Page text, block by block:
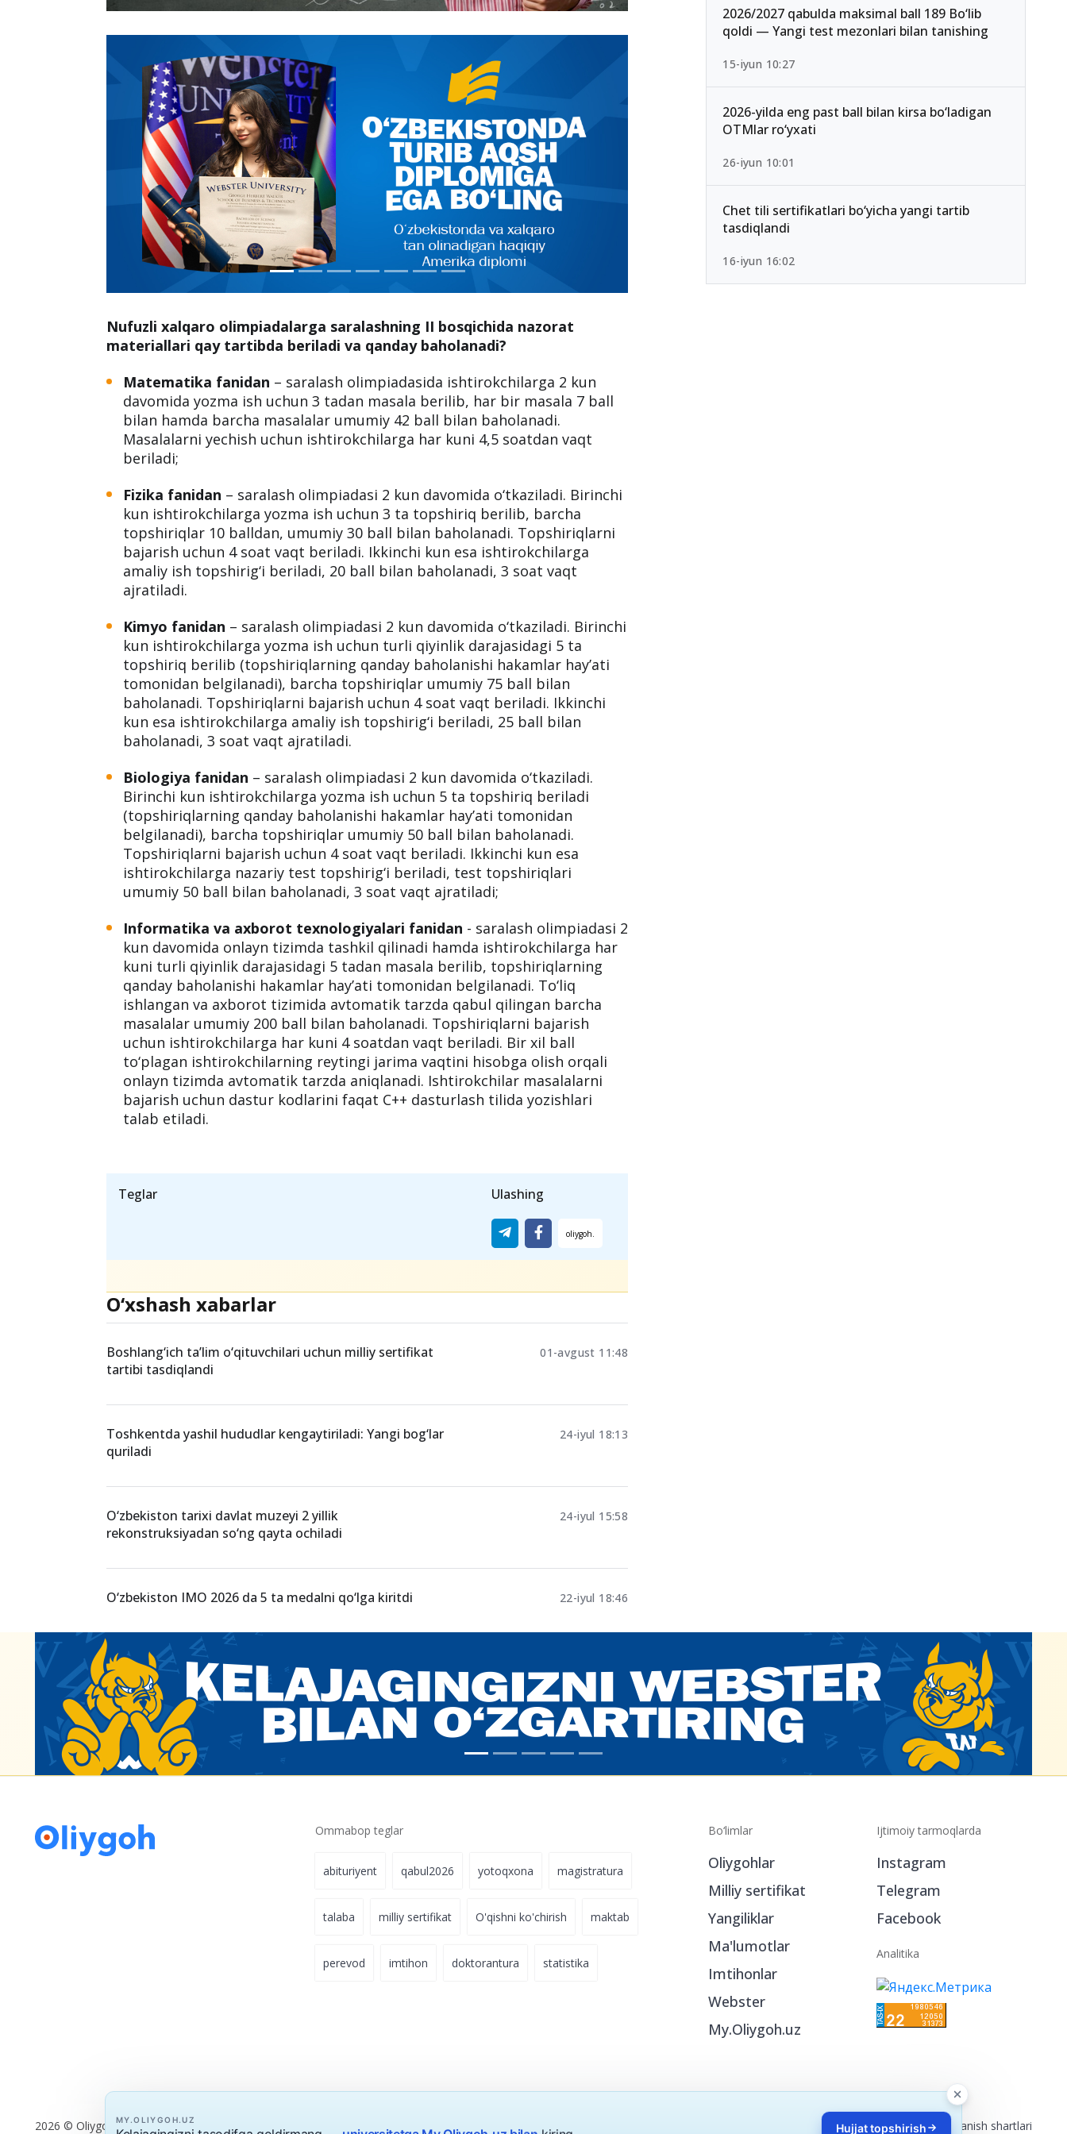
Nufuzli xalqaro olimpiadalarga saralashning II bosqichida nazorat
materiallari qay tartibda beriladi va qanday baholanadi?
Matematika fanidan – saralash olimpiadasida ishtirokchilarga 2 kun
davomida yozma ish uchun 3 tadan masala berilib, har bir masala 7 ball
bilan hamda barcha masalalar umumiy 42 ball bilan baholanadi.
Masalalarni yechish uchun ishtirokchilarga har kuni 4,5 soatdan vaqt
beriladi;
Fizika fanidan – saralash olimpiadasi 2 kun davomida o‘tkaziladi. Birinchi
kun ishtirokchilarga yozma ish uchun 3 ta topshiriq berilib, barcha
topshiriqlar 10 balldan, umumiy 30 ball bilan baholanadi. Topshiriqlarni
bajarish uchun 4 soat vaqt beriladi. Ikkinchi kun esa ishtirokchilarga
amaliy ish topshirig‘i beriladi, 20 ball bilan baholanadi, 3 soat vaqt
ajratiladi.
Kimyo fanidan – saralash olimpiadasi 2 kun davomida o‘tkaziladi. Birinchi
kun ishtirokchilarga yozma ish uchun turli qiyinlik darajasidagi 5 ta
topshiriq berilib (topshiriqlarning qanday baholanishi hakamlar hay’ati
tomonidan belgilanadi), barcha topshiriqlar umumiy 75 ball bilan
baholanadi. Topshiriqlarni bajarish uchun 4 soat vaqt beriladi. Ikkinchi
kun esa ishtirokchilarga amaliy ish topshirig‘i beriladi, 25 ball bilan
baholanadi, 3 soat vaqt ajratiladi.
Biologiya fanidan – saralash olimpiadasi 2 kun davomida o‘tkaziladi.
Birinchi kun ishtirokchilarga yozma ish uchun 5 ta topshiriq beriladi
(topshiriqlarning qanday baholanishi hakamlar hay’ati tomonidan
belgilanadi), barcha topshiriqlar umumiy 50 ball bilan baholanadi.
Topshiriqlarni bajarish uchun 4 soat vaqt beriladi. Ikkinchi kun esa
ishtirokchilarga nazariy test topshirig‘i beriladi, test topshiriqlari
umumiy 50 ball bilan baholanadi, 3 soat vaqt ajratiladi;
Informatika va axborot texnologiyalari fanidan - saralash olimpiadasi 2
kun davomida onlayn tizimda tashkil qilinadi hamda ishtirokchilarga har
kuni turli qiyinlik darajasidagi 5 tadan masala berilib, topshiriqlarning
qanday baholanishi hakamlar hay’ati tomonidan belgilanadi. To‘liq
ishlangan va axborot tizimida avtomatik tarzda qabul qilingan barcha
masalalar umumiy 200 ball bilan baholanadi. Topshiriqlarni bajarish
uchun ishtirokchilarga har kuni 4 soatdan vaqt beriladi. Bir xil ball
to‘plagan ishtirokchilarning reytingi jarima vaqtini hisobga olish orqali
onlayn tizimda avtomatik tarzda aniqlanadi. Ishtirokchilar masalalarni
bajarish uchun dastur kodlarini faqat C++ dasturlash tilida yozishlari
talab etiladi.
Teglar Ulashing
O‘xshash xabarlar
Boshlang‘ich ta’lim o‘qituvchilari uchun milliy sertifikat
tartibi tasdiqlandi
01-avgust 11:48
Toshkentda yashil hududlar kengaytiriladi: Yangi bog‘lar
quriladi
24-iyul 18:13
O‘zbekiston tarixi davlat muzeyi 2 yillik
rekonstruksiyadan so‘ng qayta ochiladi
24-iyul 15:58
O‘zbekiston IMO 2026 da 5 ta medalni qo‘lga kiritdi 22-iyul 18:46
2026/2027 qabulda maksimal ball 189 Bo‘lib
qoldi — Yangi test mezonlari bilan tanishing
15-iyun 10:27
2026-yilda eng past ball bilan kirsa bo‘ladigan
OTMlar ro‘yxati
26-iyun 10:01
Chet tili sertifikatlari bo‘yicha yangi tartib
tasdiqlandi
16-iyun 16:02
Ommabop teglar
abituriyent qabul2026 yotoqxona magistratura
talaba milliy sertifikat O'qishni ko'chirish maktab
perevod imtihon doktorantura statistika
Bo‘limlar
Oliygohlar
Milliy sertifikat
Yangiliklar
Ma'lumotlar
Imtihonlar
Webster
My.Oliygoh.uz
Ijtimoiy tarmoqlarda
Instagram
Telegram
Facebook
Analitika
2026 © Oliygoh.uz, Barcha huquqlar himoyalangan Reklama/Foydalanish shartlari
MY.OLIYGOH.UZ
Hujjat topshirish